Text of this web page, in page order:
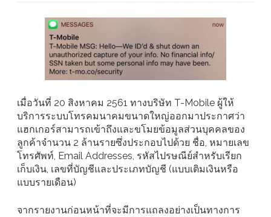
เมื่อวันที่ 20 สิงหาคม 2561 ทางบริษัท T-Mobile ผู้ให้
บริการระบบโทรคมนาคมขนาดใหญ่ออกมาประกาศว่า
แฮกเกอร์สามารถเข้าถึงและขโมยข้อมูลส่วนบุคคลของ
ลูกค้าจำนวน 2 ล้านรายซึ่งประกอบไปด้วย ชื่อ, หมายเลข
โทรศัพท์, Email Addresses, รหัสไปรษณีย์สำหรับเรียก
เก็บเงิน, เลขที่บัญชีและประเภทบัญชี (แบบเติมเงินหรือ
แบบรายเดือน)
จากรายงานก่อนหน้าที่จะมีการแถลงอย่างเป็นทางการ